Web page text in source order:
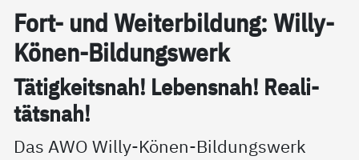
Fort- und Wei­ter­bil­dung: Wil­ly-
Kö­nen-Bil­dungs­werk
Tä­tig­keits­nah! Le­bens­nah! Rea­li­
täts­nah!
Das AWO Willy-Könen-Bildungswerk